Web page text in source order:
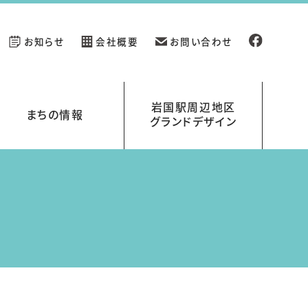
まちの情報
岩国駅周辺地区
グランドデザイン
お知らせ 会社概要 お問い合わせ